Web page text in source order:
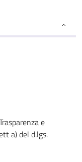
e
a) del d.lgs.